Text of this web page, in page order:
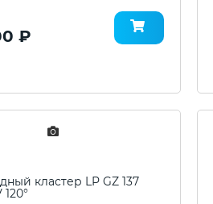
₽
кластер LP GZ 137
120°